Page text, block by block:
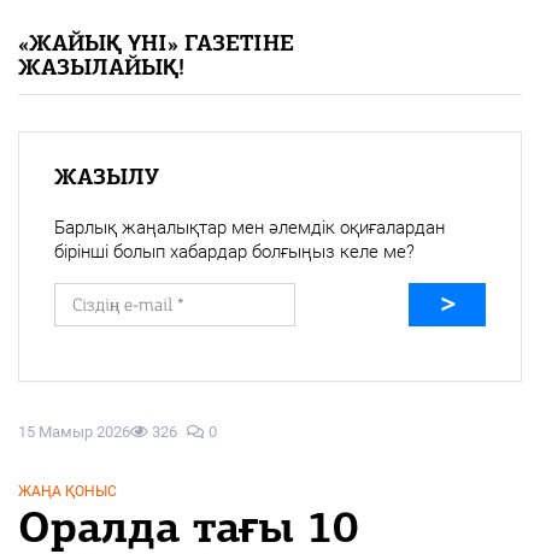
«Жайық үні» — 33 жыл
Каталог
15 Мамыр 2026 326 0
ЖАҢА ҚОНЫС
Оралда тағы 10
«ЖАЙЫҚ ҮНІ» ГАЗЕТІНЕ
ЖАЗЫЛАЙЫҚ!
ЖАЗЫЛУ
Барлық жаңалықтар мен әлемдік оқиғалардан
бірінші болып хабардар болғыңыз келе ме?